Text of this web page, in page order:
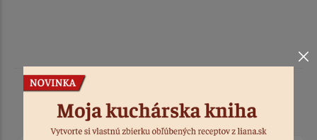
Podobné produkty